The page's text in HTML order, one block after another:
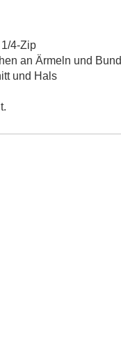
4-Zip
an Ärmeln und Bund
und Hals